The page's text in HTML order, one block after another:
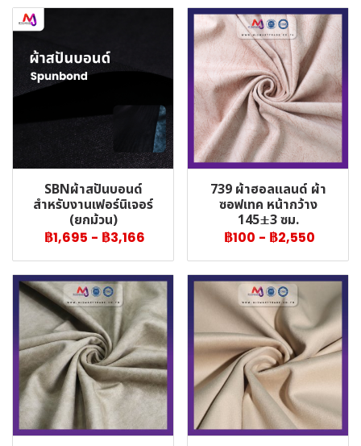
SBNผ้าสปันบอนด์
สำหรับงานเฟอร์นิเจอร์
(ยกม้วน)
฿1,695 - ฿3,166
739 ผ้าฮอลแลนด์ ผ้า
ซอฟเทค หน้ากว้าง
145±3 ซม.
฿100 - ฿2,550